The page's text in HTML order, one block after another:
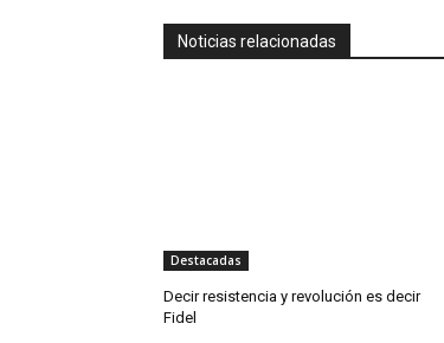
Noticias relacionadas
Destacadas
Decir resistencia y revolución es decir
Fidel